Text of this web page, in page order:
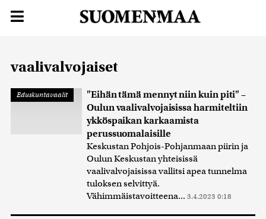
vaalivalvojaiset
Eduskuntavaalit
"Eihän tämä mennyt niin kuin piti" –
Oulun vaalivalvojaisissa harmiteltiin
ykköspaikan karkaamista
perussuomalaisille
Keskustan Pohjois-Pohjanmaan piirin ja
Oulun Keskustan yhteisissä
vaalivalvojaisissa vallitsi apea tunnelma
tuloksen selvittyä.
Vähimmäistavoitteena... 3.4.2023 0:18